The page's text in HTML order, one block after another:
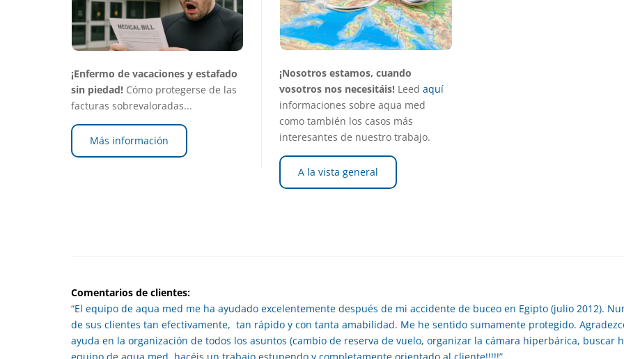
¡Enfermo de vacaciones y estafado
sin piedad! Cómo protegerse de las
facturas sobrevaloradas...
Más información
¡Nosotros estamos, cuando
vosotros nos necesitáis!Leed aquí
informaciones sobre aqua med
como también los casos más
interesantes de nuestro trabajo.
A la vista general
Comentarios de clientes:
“El equipo de aqua med me ha ayudado excelentemente después de mi accidente de buceo en Egipto (julio 2012).
de sus clientes tan efectivamente, tan rápido y con tanta amabilidad. Me he sentido sumamente protegido.
ayuda en la organización de todos los asuntos (cambio de reserva de vuelo, organizar la cámara hiperbárica, buscar